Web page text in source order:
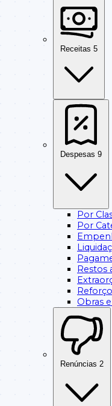
Receitas 5
Despesas 9
Por
Por
Restos
Obras
Renúncias 2